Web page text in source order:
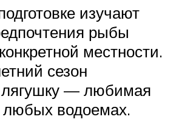
изучают
рыбы
местности.
сезон
лягушку — любимая
любых водоемах.